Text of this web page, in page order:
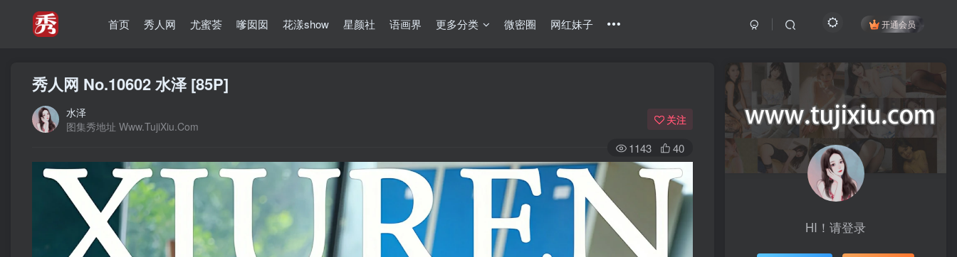
首页 秀人网 尤蜜荟 嗲囡囡 花漾show 星颜社 语画界 更多分类 微密圈 网红妹子 开通会员
秀人网 No.10602 水泽 [85P]
水泽
图集秀地址 Www.TujiXiu.Com
关注
1143 40
HI！请登录